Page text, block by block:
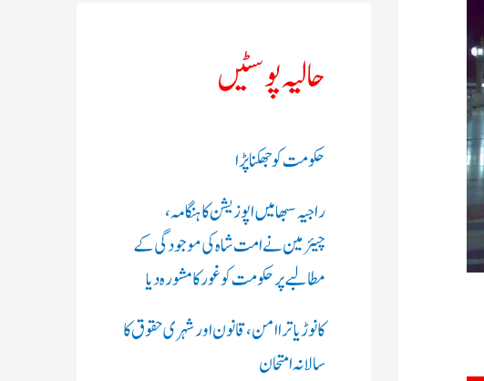
ر
ی
ں
:
حالیہ پوسٹیں
حکومت کو جھکنا پڑا
راجیہ سبھا میں اپوزیشن کا ہنگامہ،
چیئرمین نے امت شاہ کی موجودگی کے
مطالبے پر حکومت کو غور کا مشورہ دیا
کانوڑ یاترا امن،قانون اور شہری حقوق کا
سالانہ امتحان